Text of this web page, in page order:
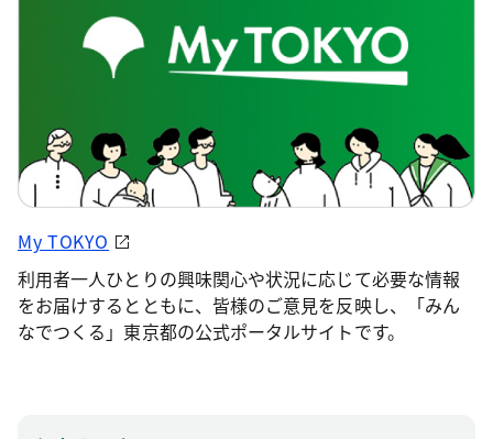
My TOKYO
利用者一人ひとりの興味関心や状況に応じて必要な情報
をお届けするとともに、皆様のご意見を反映し、「みん
なでつくる」東京都の公式ポータルサイトです。